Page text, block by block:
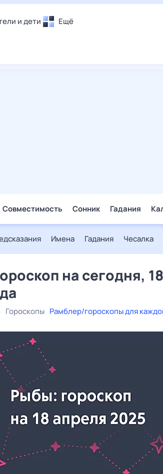
и дети Ещё
Совместимость Сонник Гадания
Имена Гадания Чесалка
на сегодня,
Гороскопы Рамблер/гороскопы для